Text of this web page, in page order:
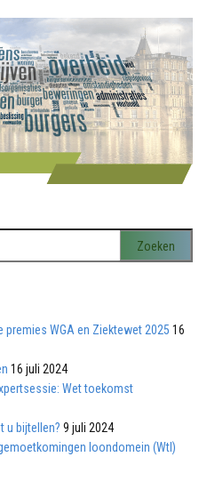
premies WGA en Ziektewet 2025 16
16 juli 2024
Wet toekomst
u bijtellen? 9 juli 2024
loondomein (Wtl)